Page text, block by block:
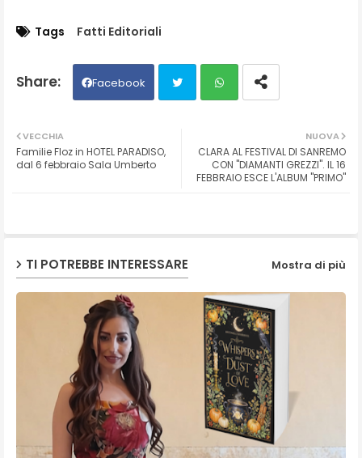
Tags Fatti Editoriali
Facebook
ats
NUOVA
CLARA AL FESTIVAL DI SANREMO
CON "DIAMANTI GREZZI". IL 16
FEBBRAIO ESCE L'ALBUM "PRIMO"
VECCHIA
Familie Floz in HOTEL PARADISO,
dal 6 febbraio Sala Umberto
TI POTREBBE INTERESSARE Mostra di più